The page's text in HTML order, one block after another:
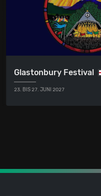
Glastonbury Festival
23. BIS 27. JUNI 2027